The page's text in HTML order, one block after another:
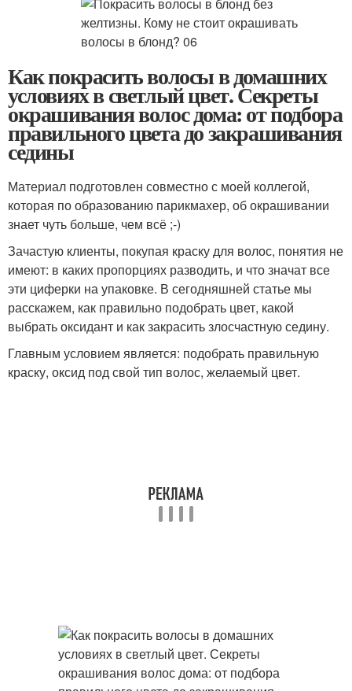
Как покрасить волосы в домашних
условиях в светлый цвет. Секреты
окрашивания волос дома: от подбора
правильного цвета до закрашивания
седины
Материал подготовлен совместно с моей коллегой,
которая по образованию парикмахер, об окрашивании
знает чуть больше, чем всё ;-)
Зачастую клиенты, покупая краску для волос, понятия не
имеют: в каких пропорциях разводить, и что значат все
эти циферки на упаковке. В сегодняшней статье мы
расскажем, как правильно подобрать цвет, какой
выбрать оксидант и как закрасить злосчастную седину.
Главным условием является: подобрать правильную
краску, оксид под свой тип волос, желаемый цвет.